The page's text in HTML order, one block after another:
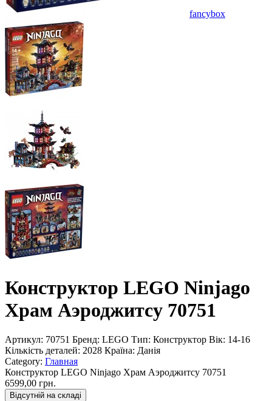
fancybox
Конструктор LEGO Ninjago
Храм Аэроджитсу 70751
Артикул: 70751 Бренд: LEGO Тип: Конструктор Вік: 14-16
Кількість деталей: 2028 Країна: Данія
Category: Главная
Конструктор LEGO Ninjago Храм Аэроджитсу 70751
6599,00 грн.
Відсутній на складі